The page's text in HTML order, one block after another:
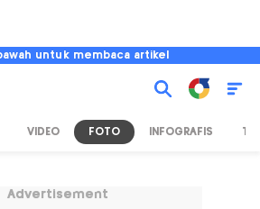
untuk membaca artikel
VIDEO FOTO INFOGRAFIS TV
Advertisement